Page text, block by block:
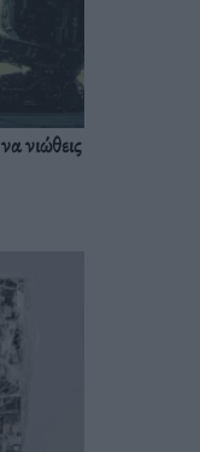
νιώθεις